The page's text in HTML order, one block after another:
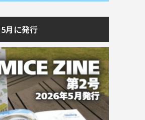
月に発行